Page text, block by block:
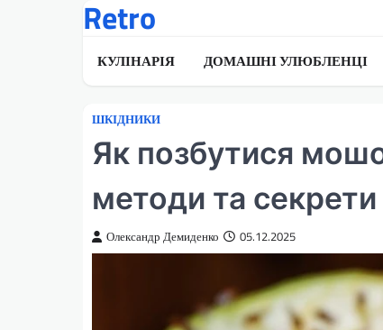
Retro
КУЛІНАРІЯ ДОМАШНІ УЛЮБЛЕНЦІ
ШКІДНИКИ
Як позбутися
методи та
Олександр Демиденко 05.12.2025